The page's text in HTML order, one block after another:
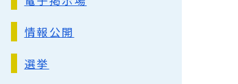
情報公開
選挙